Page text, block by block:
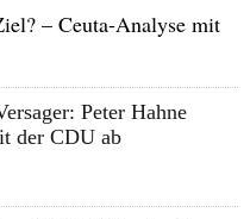
– Ceuta-Analyse mit
Peter Hahne
der CDU ab